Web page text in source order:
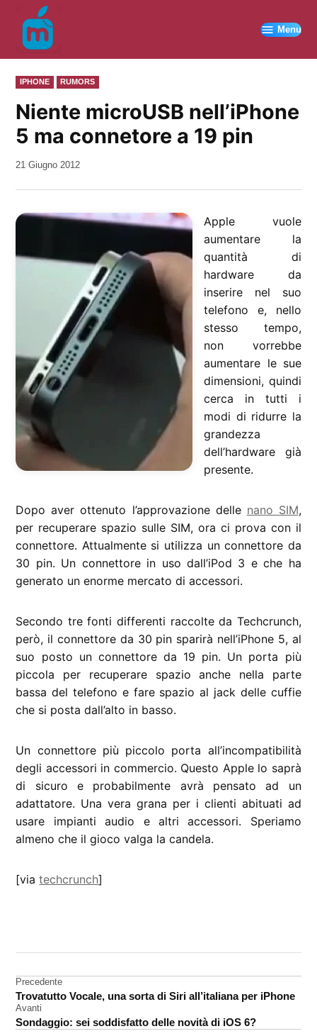
contenuto
Menu
PUBBLICATO
IN
IPHONE RUMORS
Niente microUSB nell’iPhone
5 ma connetore a 19 pin
da
21 Giugno 2012
Apple vuole
aumentare la
quantità di
hardware da
inserire nel suo
telefono e, nello
stesso tempo,
non vorrebbe
aumentare le sue
dimensioni, quindi
cerca in tutti i
modi di ridurre la
grandezza
dell’hardware già
presente.
Dopo aver ottenuto l’approvazione delle nano SIM,
per recuperare spazio sulle SIM, ora ci prova con il
connettore. Attualmente si utilizza un connettore da
30 pin. Un connettore in uso dall’iPod 3 e che ha
generato un enorme mercato di accessori.
Secondo tre fonti differenti raccolte da Techcrunch,
però, il connettore da 30 pin sparirà nell’iPhone 5, al
suo posto un connettore da 19 pin. Un porta più
piccola per recuperare spazio anche nella parte
bassa del telefono e fare spazio al jack delle cuffie
che si posta dall’alto in basso.
Un connettore più piccolo porta all’incompatibilità
degli accessori in commercio. Questo Apple lo saprà
di sicuro e probabilmente avrà pensato ad un
adattatore. Una vera grana per i clienti abituati ad
usare impianti audio e altri accessori. Speriamo
almeno che il gioco valga la candela.
[viatechcrunch]
iPhone
5
Navigazione
articoli
Precedente
Trovatutto Vocale, una sorta di Siri all’italiana per iPhone
Avanti
Sondaggio: sei soddisfatto delle novità di iOS 6?